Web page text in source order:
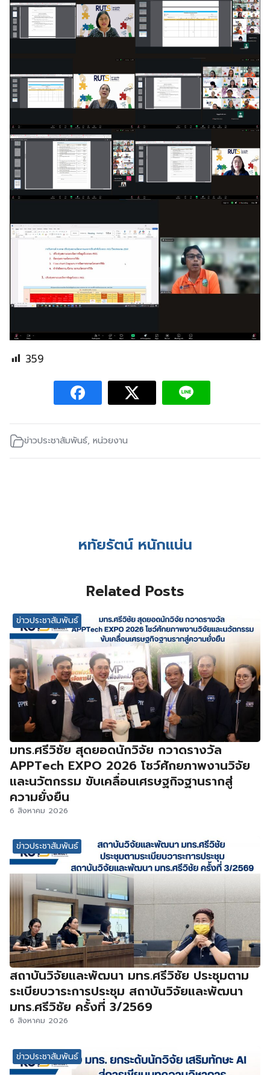
359
ข่าวประชาสัมพันธ์, หน่วยงาน
หทัยรัตน์ หนักแน่น
Related Posts
ข่าวประชาสัมพันธ์
มทร.ศรีวิชัย สุดยอดนักวิจัย กวาดรางวัล
APPTech EXPO 2026 โชว์ศักยภาพงานวิจัย
และนวัตกรรม ขับเคลื่อนเศรษฐกิจฐานรากสู่
ความยั่งยืน
6 สิงหาคม 2026
ข่าวประชาสัมพันธ์
สถาบันวิจัยและพัฒนา มทร.ศรีวิชัย ประชุมตาม
ระเบียบวาระการประชุม สถาบันวิจัยและพัฒนา
มทร.ศรีวิชัย ครั้งที่ 3/2569
6 สิงหาคม 2026
ข่าวประชาสัมพันธ์